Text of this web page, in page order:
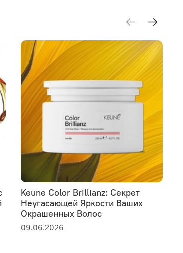
Keune Color Brillianz: Секрет
Неугасающей Яркости Ваших
Окрашенных Волос
09.06.2026